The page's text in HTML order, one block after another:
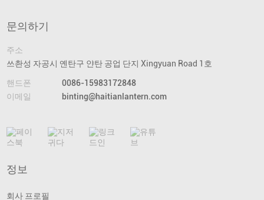
문의하기
주소
쓰촨성 자공시 옌탄구 얀탄 공업 단지 Xingyuan Road 1호
핸드폰
0086-15983172848
이메일
binting@haitianlantern.com
정보
회사 프로필